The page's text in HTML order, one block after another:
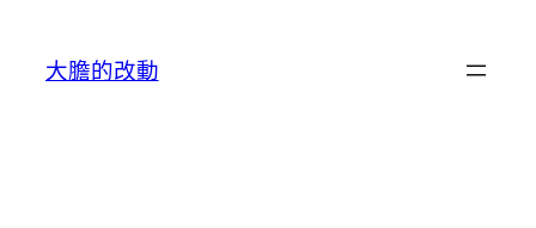
大膽的改動